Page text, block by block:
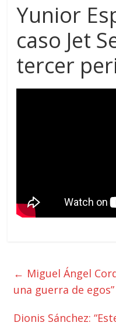
Yunior
caso Jet
tercer
← Miguel Ángel
una guerra de egos”
Dionis Sánchez: